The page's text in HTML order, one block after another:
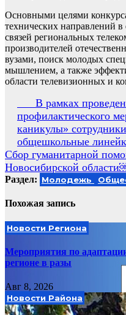
Основными целями
технических направлений
связей региональных
производителей
вузами, поиск молодых
мышлением, а также
области телевизионных и
Навигация
по
записям
В рамках
профилактического
каникулы»
общешкольные
Сбор гуманитарной
Новосибирской
Раздел: Молодежь
Похожая запись
Новости Региона
Мероприятия по
регионе в разы
Авг 8, 2026
Новости Района